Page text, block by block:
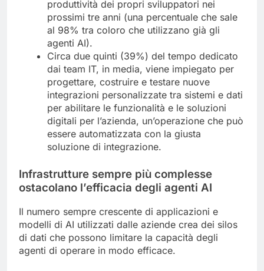
produttività dei propri sviluppatori nei
prossimi tre anni (una percentuale che sale
al 98% tra coloro che utilizzano già gli
agenti AI).
Circa due quinti (39%) del tempo dedicato
dai team IT, in media, viene impiegato per
progettare, costruire e testare nuove
integrazioni personalizzate tra sistemi e dati
per abilitare le funzionalità e le soluzioni
digitali per l’azienda, un’operazione che può
essere automatizzata con la giusta
soluzione di integrazione.
Infrastrutture sempre più complesse
ostacolano l’efficacia degli agenti AI
Il numero sempre crescente di applicazioni e
modelli di AI utilizzati dalle aziende crea dei silos
di dati che possono limitare la capacità degli
agenti di operare in modo efficace.